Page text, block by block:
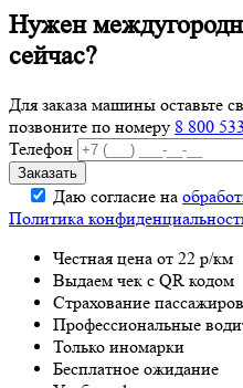
Нужен
сейчас?
Для заказа машины оставьте
позвоните по номеру 8 800
Телефон
Даю согласие на
Политика
Честная цена от 22 р/км
Выдаем чек с QR кодом
Страхование пассажиров
Профессиональные
Только иномарки
Бесплатное ожидание